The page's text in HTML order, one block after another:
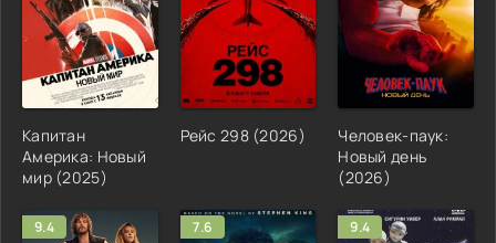
Капитан
Америка: Новый
мир (2025)
Рейс 298 (2026)
Человек-паук:
Новый день
(2026)
9.4 7.6 9.4